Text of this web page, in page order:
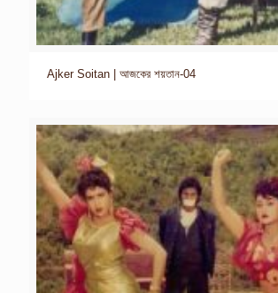
Ajker Soitan | আজকের শয়তান-04